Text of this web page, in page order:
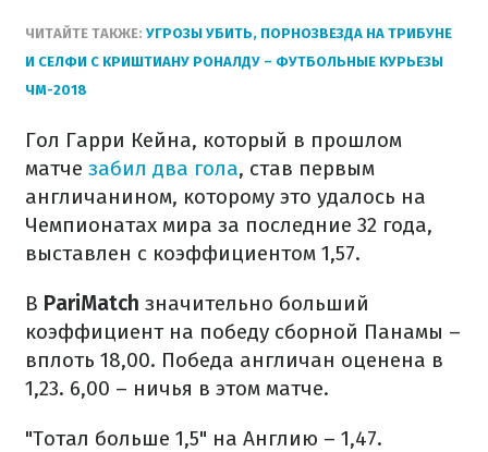
ЧИТАЙТЕ ТАКЖЕ: УГРОЗЫ УБИТЬ, ПОРНОЗВЕЗДА НА ТРИБУНЕ
И СЕЛФИ С КРИШТИАНУ РОНАЛДУ – ФУТБОЛЬНЫЕ КУРЬЕЗЫ
ЧМ-2018
Гол Гарри Кейна, который в прошлом
матче забил два гола, став первым
англичанином, которому это удалось на
Чемпионатах мира за последние 32 года,
выставлен с коэффициентом 1,57.
В PariMatch значительно больший
коэффициент на победу сборной Панамы –
вплоть 18,00. Победа англичан оценена в
1,23. 6,00 – ничья в этом матче.
"Тотал больше 1,5" на Англию – 1,47.